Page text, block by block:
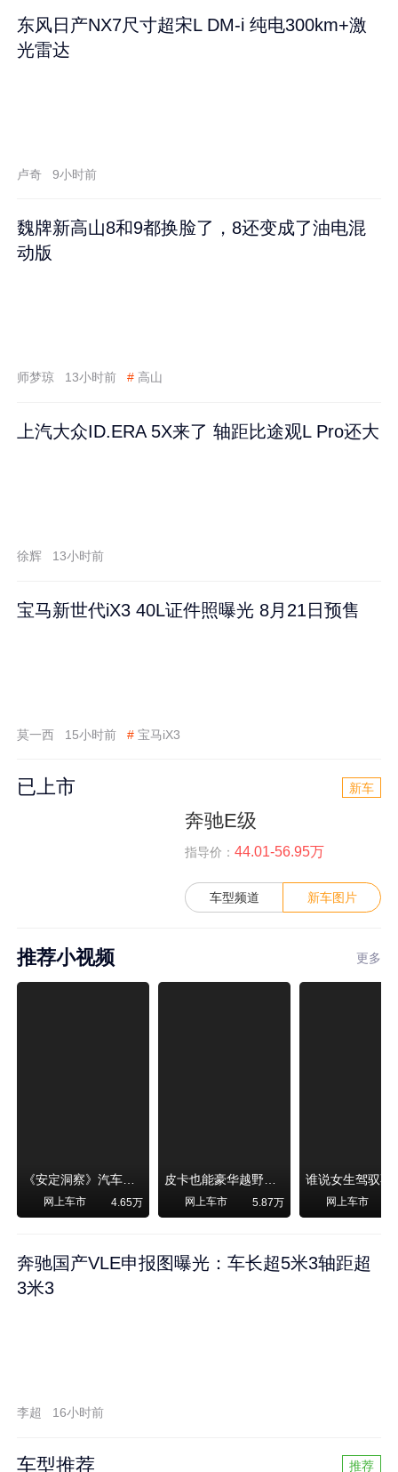
东风日产NX7尺寸超宋L DM-i 纯电300km+激
光雷达
卢奇 9小时前
魏牌新高山8和9都换脸了，8还变成了油电混
动版
师梦琼 13小时前 # 高山
上汽大众ID.ERA 5X来了 轴距比途观L Pro还大
徐辉 13小时前
宝马新世代iX3 40L证件照曝光 8月21日预售
莫一西 15小时前 # 宝马iX3
已上市 新车
奔驰E级
指导价： 44.01-56.95万
车型频道 新车图片
推荐小视频 更多
《安定洞察》汽车烧不烧油，和石油安全无关！
网上车市 4.65万
皮卡也能豪华越野！纵横F700上市，限时卖29.99万起
网上车市 5.87万 网上车市
奔驰国产VLE申报图曝光：车长超5米3轴距超
3米3
李超 16小时前
车型推荐 推荐